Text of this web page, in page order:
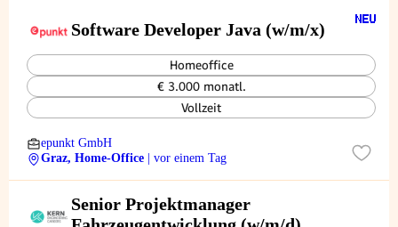
Software Developer Java (w/m/x)
Homeoffice
€ 3.000 monatl.
Vollzeit
epunkt GmbH
Graz, Home-Office
| vor einem Tag
Senior Projektmanager